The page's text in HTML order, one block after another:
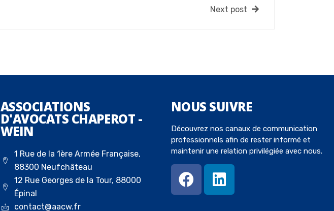
Next post
ASSOCIATIONS
D'AVOCATS CHAPEROT -
WEIN
1 Rue de la 1ère Armée Française,
88300 Neufchâteau
12 Rue Georges de la Tour, 88000
Épinal
contact@aacw.fr
NOUS SUIVRE
Découvrez nos canaux de communication
professionnels afin de rester informé et
maintenir une relation privilégiée avec nous.